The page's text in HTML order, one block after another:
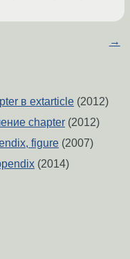
→
в extarticle (2012)
chаpter (2012)
figure (2007)
(2014)